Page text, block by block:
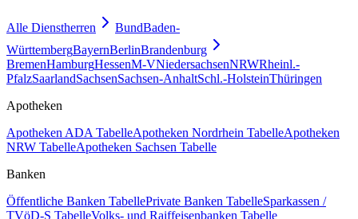
Alle Dienstherren BundBaden-
WürttembergBayernBerlinBrandenburg
BremenHamburgHessenM-VNiedersachsenNRWRheinl.-
PfalzSaarlandSachsenSachsen-AnhaltSchl.-HolsteinThüringen
Apotheken
Apotheken ADA TabelleApotheken Nordrhein TabelleApotheken
NRW TabelleApotheken Sachsen Tabelle
Banken
Öffentliche Banken TabellePrivate Banken TabelleSparkassen /
TVöD-S TabelleVolks- und Raiffeisenbanken Tabelle